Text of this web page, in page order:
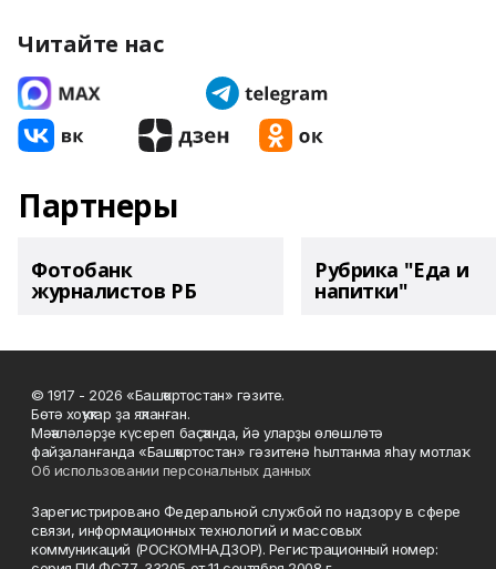
Читайте нас
Партнеры
Фотобанк
журналистов РБ
Рубрика "Еда и
напитки"
© 1917 - 2026 «Башҡортостан» гәзите.
Бөтә хоҡуҡтар ҙа яҡланған.
Мәҡәләләрҙе күсереп баҫҡанда, йә уларҙы өлөшләтә
файҙаланғанда «Башҡортостан» гәзитенә һылтанма яһау мотлаҡ.
Об использовании персональных данных
Зарегистрировано Федеральной службой по надзору в сфере
связи, информационных технологий и массовых
коммуникаций (РОСКОМНАДЗОР). Регистрационный номер: